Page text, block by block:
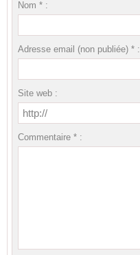
Nom * :
Adresse email (non publiée) * :
Site web :
Commentaire * :